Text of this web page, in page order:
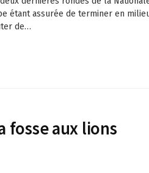
étant assurée de terminer en
de…
fosse aux lions